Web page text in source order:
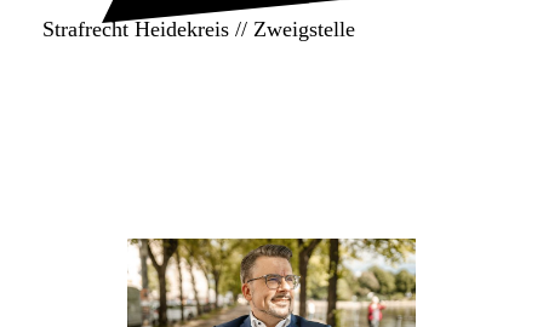
Strafrecht Heidekreis // Zweigstelle